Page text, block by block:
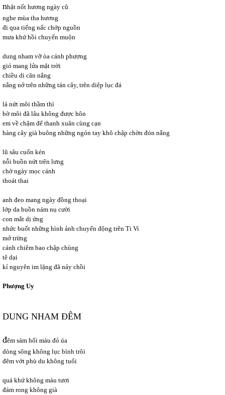
nhặt nốt hương ngày cũ
nghe mùa tha hương
đi qua tiếng nấc chớp nguồn
mưa khứ hồi chuyến muộn
dung nham vỡ òa cánh phượng
gió mang lửa mặt trời
chiều di căn nắng
nắng nở trên những tán cây, trên diệp lục đá
lá nứt môi thầm thì
bờ môi đã lâu không được hôn
em về chậm để thanh xuân cùng cạn
hàng cây già buông những ngón tay khô chập chờn đón nắng
lũ sâu cuốn kén
nỗi buồn nứt trên lưng
chờ ngày mọc cánh
thoát thai
anh đeo mang ngày đồng thoại
lớp da buồn nám nụ cười
con mắt dị ứng
nhức buốt những hình ảnh chuyển động trên Ti Vi
mở trừng
cánh chiêm bao chập chùng
tê dại
kỉ nguyên im lặng đã nảy chồi
Phượng Uy
DUNG NHAM ĐÊM
đêm sám hối màu đỏ úa
dòng sông không lục bình trôi
đêm vớt phù du không tuổi
quá khứ không màu tươi
đám rong không già